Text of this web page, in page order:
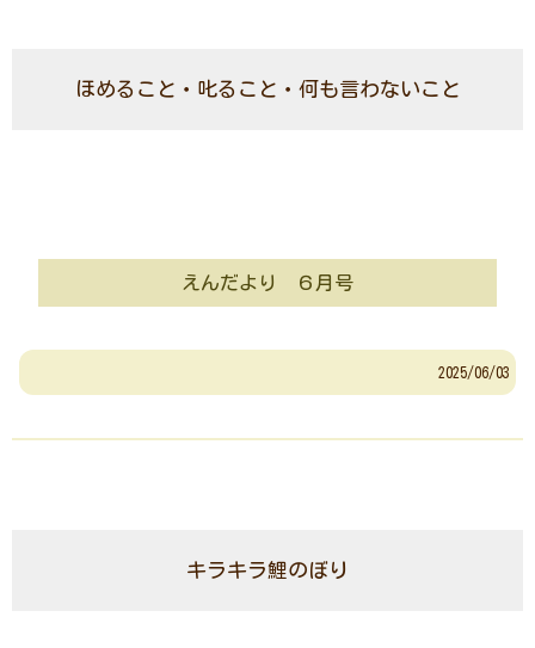
ほめること・叱ること・何も言わないこと
えんだより ６月号
2025/06/03
キラキラ鯉のぼり